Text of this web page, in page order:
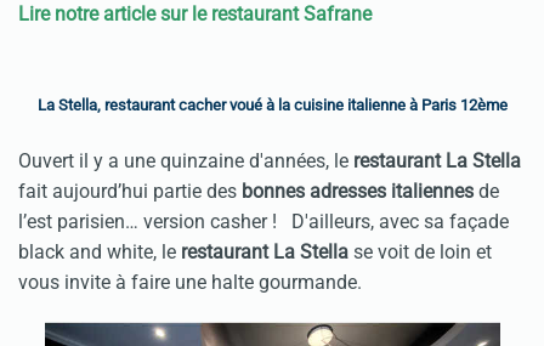
Lire notre article sur le restaurant Safrane
La Stella, restaurant cacher voué à la cuisine italienne à Paris 12ème
Ouvert il y a une quinzaine d'années, le restaurant La Stella
fait aujourd’hui partie des bonnes adresses italiennes de
l’est parisien… version casher ! D'ailleurs, avec sa façade
black and white, le restaurant La Stella se voit de loin et
vous invite à faire une halte gourmande.